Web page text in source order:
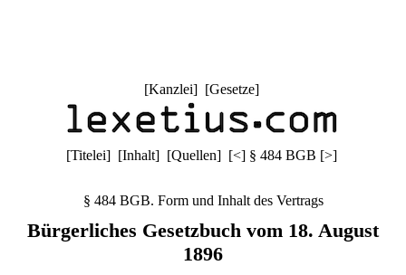
[Kanzlei] [Gesetze]
[Titelei] [Inhalt] [Quellen] [<] § 484 BGB [>]
§ 484 BGB. Form und Inhalt des Vertrags
Bürgerliches Gesetzbuch vom 18. August
1896